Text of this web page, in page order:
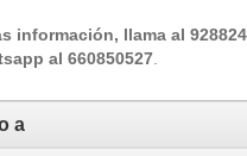
información, llama al
al 660850527
a